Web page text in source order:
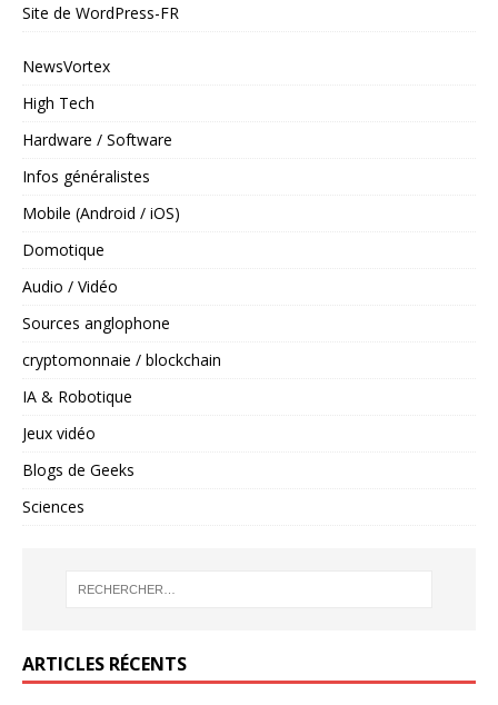
Site de WordPress-FR
NewsVortex
High Tech
Hardware / Software
Infos généralistes
Mobile (Android / iOS)
Domotique
Audio / Vidéo
Sources anglophone
cryptomonnaie / blockchain
IA & Robotique
Jeux vidéo
Blogs de Geeks
Sciences
ARTICLES RÉCENTS